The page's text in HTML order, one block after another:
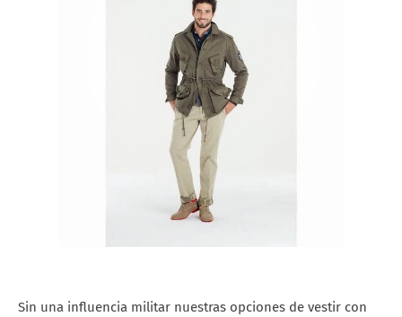
Sin una influencia militar nuestras opciones de vestir con